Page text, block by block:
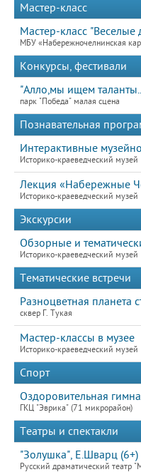
Мастер-класс
Мастер-класс "Веселые
МБУ «Набережночелнинская
Конкурсы, фестивали
"Алло,мы ищем
парк "Победа" малая сцена
Познавательная
Интерактивные
Историко-краеведческий музей
Лекция «Набережные
Историко-краеведческий музей
Экскурсии
Обзорные и
Историко-краеведческий музей
Тематические встречи
Разноцветная планета
сквер Г. Тукая
Мастер-классы в музее
Историко-краеведческий музей
Спорт
Оздоровительная
ГКЦ "Эврика" (71 микрорайон)
Театры и спектакли
"Золушка", Е.Шварц (6+)
Русский драматический театр